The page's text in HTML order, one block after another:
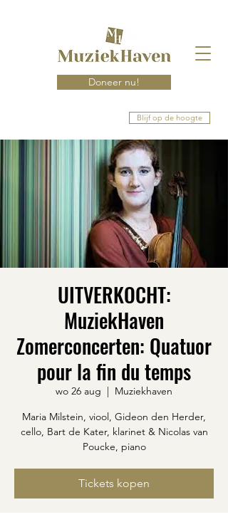
Blijf op de hoogte
Doneer nu!
UITVERKOCHT:
MuziekHaven
Zomerconcerten: Quatuor
pour la fin du temps
wo 26 aug
  |
Muziekhaven
Maria Milstein, viool, Gideon den Herder,
cello, Bart de Kater, klarinet & Nicolas van
Poucke, piano
Tickets kopen